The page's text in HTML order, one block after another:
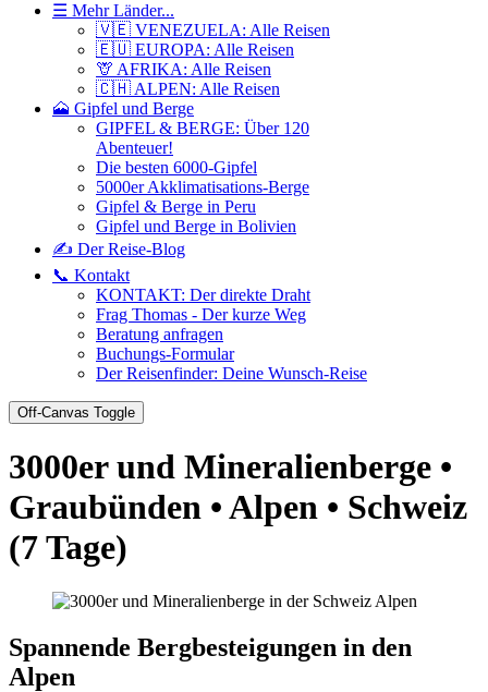
☰ Mehr Länder...
🇻🇪 VENEZUELA: Alle Reisen
🇪🇺 EUROPA: Alle Reisen
🦒 AFRIKA: Alle Reisen
🇨🇭 ALPEN: Alle Reisen
🗻 Gipfel und Berge
GIPFEL & BERGE: Über 120
Abenteuer!
Die besten 6000-Gipfel
5000er Akklimatisations-Berge
Gipfel & Berge in Peru
Gipfel und Berge in Bolivien
✍️ Der Reise-Blog
📞 Kontakt
KONTAKT: Der direkte Draht
Frag Thomas - Der kurze Weg
Beratung anfragen
Buchungs-Formular
Der Reisenfinder: Deine Wunsch-Reise
Off-Canvas Toggle
3000er und Mineralienberge •
Graubünden • Alpen • Schweiz
(7 Tage)
Spannende Bergbesteigungen in den
Alpen